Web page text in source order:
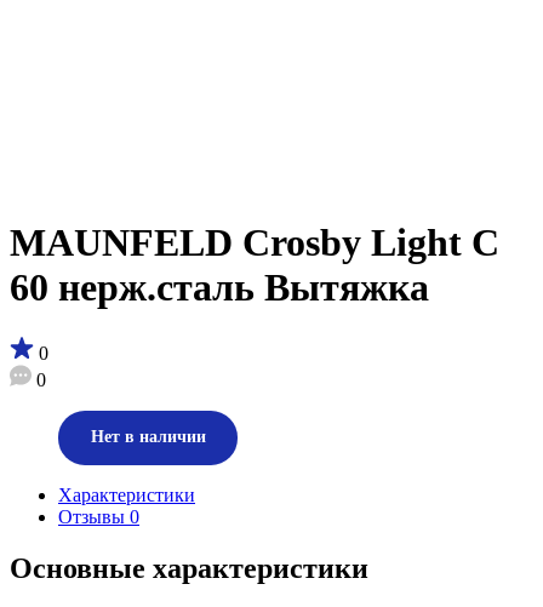
MAUNFELD Crosby Light C
60 нерж.сталь Вытяжка
0
0
Нет в наличии
Характеристики
Отзывы 0
Основные характеристики